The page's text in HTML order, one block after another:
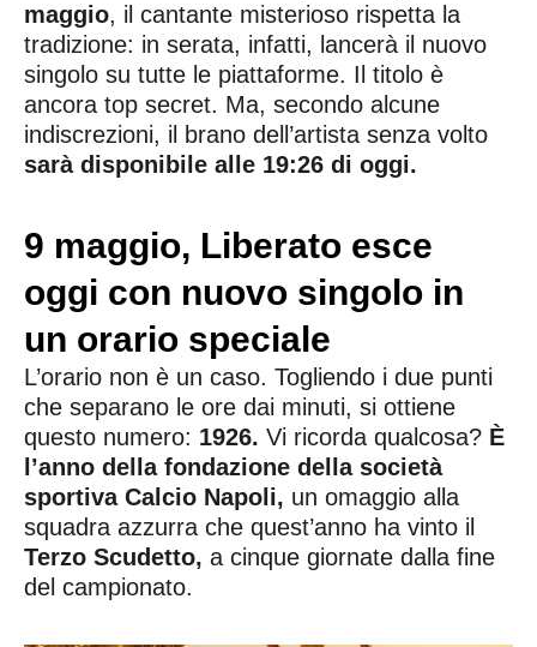
maggio, il cantante misterioso rispetta la
tradizione: in serata, infatti, lancerà il nuovo
singolo su tutte le piattaforme. Il titolo è
ancora top secret. Ma, secondo alcune
indiscrezioni, il brano dell’artista senza volto
sarà disponibile alle 19:26 di oggi.
9 maggio, Liberato esce
oggi con nuovo singolo in
un orario speciale
L’orario non è un caso. Togliendo i due punti
che separano le ore dai minuti, si ottiene
questo numero: 1926. Vi ricorda qualcosa? È
l’anno della fondazione della società
sportiva Calcio Napoli, un omaggio alla
squadra azzurra che quest’anno ha vinto il
Terzo Scudetto, a cinque giornate dalla fine
del campionato.